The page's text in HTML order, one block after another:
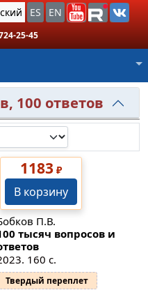
ES EN
25-45
100 ответов
1183₽
В корзину
П.В.
тысяч вопросов и
160 с.
Твердый переплет